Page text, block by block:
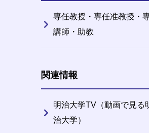
専任教授・専任准教授・
講師・助教
関連情報
明治大学TV（動画で見る
治大学）